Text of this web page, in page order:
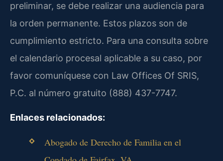
preliminar, se debe realizar una audiencia para
la orden permanente. Estos plazos son de
cumplimiento estricto. Para una consulta sobre
el calendario procesal aplicable a su caso, por
favor comuníquese con Law Offices Of SRIS,
P.C. al número gratuito (888) 437-7747.
Enlaces relacionados:
Abogado de Derecho de Familia en el